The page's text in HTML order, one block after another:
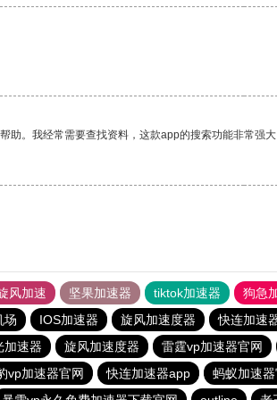
。我经常需要查找资料，这款app的搜索功能非常强大
风加速 坚果加速器 tiktok加速器 狗急
场 IOS加速器 旋风加速度器 快连加速
加速器 旋风加速度器 雷霆vp加速器官网
vp加速器官网 快连加速器app 蚂蚁加速